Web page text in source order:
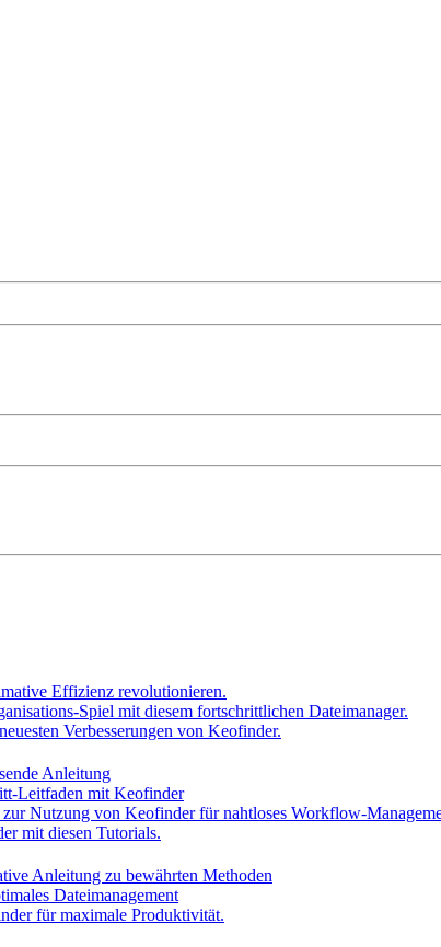
Effizienz revolutionieren.
Spiel mit diesem fortschrittlichen Dateimanager.
Verbesserungen von Keofinder.
Anleitung
Leitfaden mit Keofinder
Nutzung von Keofinder für nahtloses Workflow-
mit diesen Tutorials.
Anleitung zu bewährten Methoden
Dateimanagement
für maximale Produktivität.